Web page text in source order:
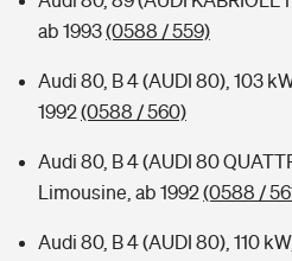
ab 1993(0588 / 559)
Audi 80, B 4 (AUDI 80), 103
1992(0588 / 560)
Audi 80, B 4 (AUDI 80
Limousine, ab 1992(0588 /
Audi 80, B 4 (AUDI 80), 110